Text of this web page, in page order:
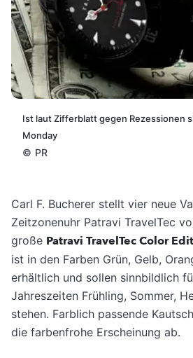
Ist laut Zifferblatt gegen Rezessionen
Monday
© PR
Carl F. Bucherer stellt vier neue
Zeitzonenuhr Patravi TravelTec
große Patravi TravelTec Color
ist in den Farben Grün, Gelb,
erhältlich und sollen sinnbildlich
Jahreszeiten Frühling, Sommer,
stehen. Farblich passende
die farbenfrohe Erscheinung ab.